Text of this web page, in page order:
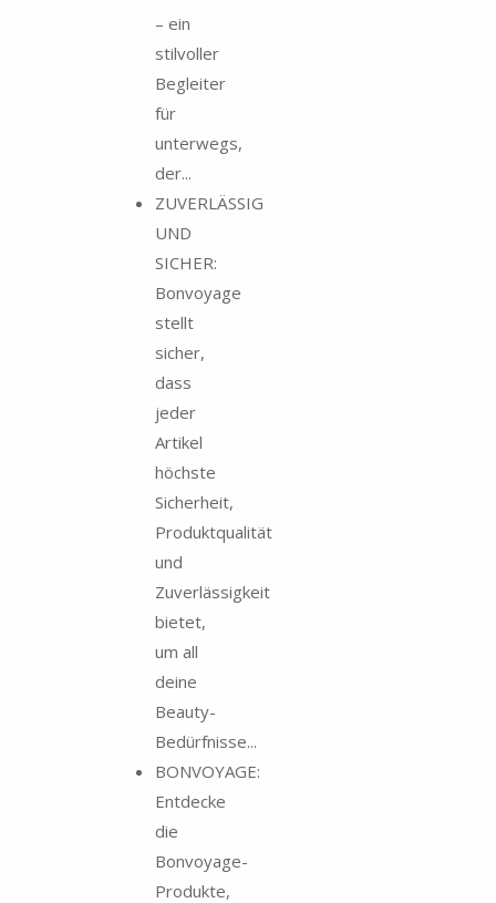
– ein
stilvoller
Begleiter
für
unterwegs,
der...
ZUVERLÄSSIG
UND
SICHER:
Bonvoyage
stellt
sicher,
dass
jeder
Artikel
höchste
Sicherheit,
Produktqualität
und
Zuverlässigkeit
bietet,
um all
deine
Beauty-
Bedürfnisse...
BONVOYAGE:
Entdecke
die
Bonvoyage-
Produkte,